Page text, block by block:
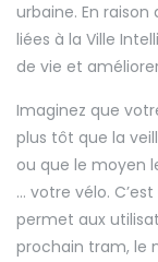
urbaine. En
liées à la Ville
de vie et
Imaginez que
plus tôt que la
ou que le moyen
… votre vélo.
permet aux
prochain tram, le